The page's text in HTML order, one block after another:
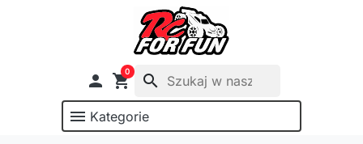
 shopping_cart
0
search
menu Kategorie